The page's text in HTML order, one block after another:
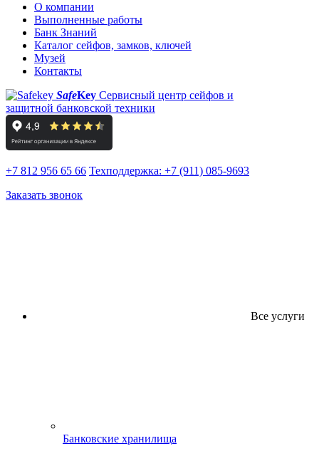
О компании
Выполненные работы
Банк Знаний
Каталог сейфов, замков, ключей
Музей
Контакты
SafeKey Сервисный центр сейфов и
защитной банковской техники
+7 812 956 65 66 Техподдержка: +7 (911) 085-9693
Заказать звонок
Все услуги
Банковские хранилища